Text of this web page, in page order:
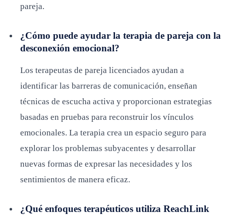
pareja.
¿Cómo puede ayudar la terapia de pareja con la
desconexión emocional?
Los terapeutas de pareja licenciados ayudan a
identificar las barreras de comunicación, enseñan
técnicas de escucha activa y proporcionan estrategias
basadas en pruebas para reconstruir los vínculos
emocionales. La terapia crea un espacio seguro para
explorar los problemas subyacentes y desarrollar
nuevas formas de expresar las necesidades y los
sentimientos de manera eficaz.
¿Qué enfoques terapéuticos utiliza ReachLink